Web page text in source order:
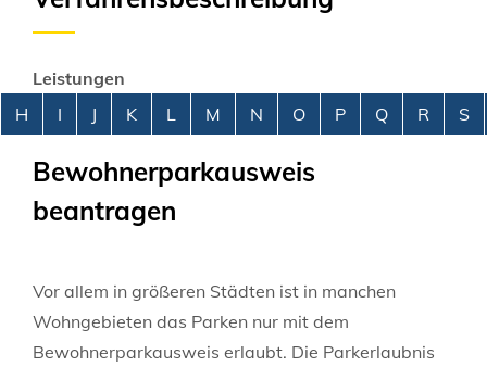
Leistungen
Alphabetisches Register überspringen
H I J K L M N O P Q R S
Bewohnerparkausweis
beantragen
Vor allem in größeren Städten ist in manchen
Wohngebieten das Parken nur mit dem
Bewohnerparkausweis erlaubt. Die Parkerlaubnis